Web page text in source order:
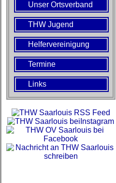
Unser Ortsverband
THW Jugend
Helfervereinigung
Termine
Links